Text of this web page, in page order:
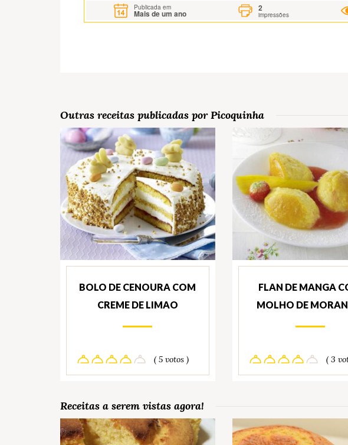
Publicada em
Mais de um ano
2
impressões
Outras receitas publicadas por Picoquinha
BOLO DE CENOURA COM
CREME DE LIMAO
( 5 votos )
FLAN DE MANGA
MOLHO DE
( 3
Receitas a serem vistas agora!